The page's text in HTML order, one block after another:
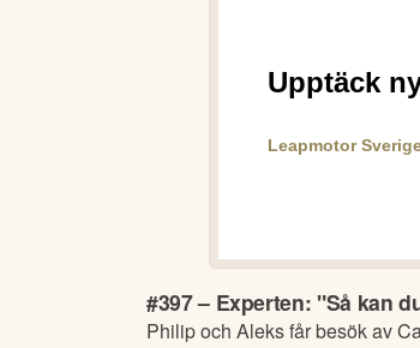
#397 – Experten: "Så kan
Philip och Aleks får besök av